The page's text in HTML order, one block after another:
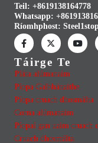
Teil: +8619138164778
Whatsapp:
Ríomhphost:
Táirge Te
Pláta alúmanaim
Píopa Galbhánaithe
Píopa cruach dhosmálta
Corna alúmanaim
Píopaí gan uaim cruach
Cruach dhosmálta